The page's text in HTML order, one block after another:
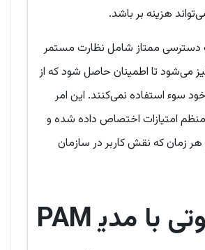
هزینه بر باشد.
دسترسی ممتاز شامل نظارت مستمر
نیز می‌شود تا اطمینان حاصل شود که از
سوء استفاده نمی‌کنند. این امر
منظم امتیازات اختصاص داده شده و
زمان که نقش کاربر در سازمان
PAMچه تفاوتی با مدی